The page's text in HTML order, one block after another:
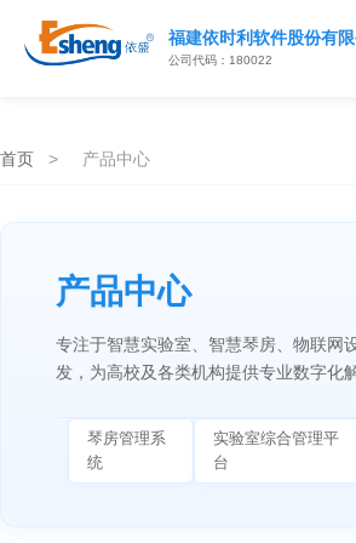
福建依时利软件股份有
公司代码：180022
首页 > 产品中心
产品中心
专注于智慧实验室、智慧琴房、物联网
发，为高校及各类机构提供专业数字化
琴房管理系
统
实验室综合管理平
台